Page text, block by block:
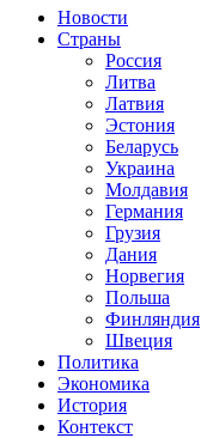
Новости
Страны
Россия
Литва
Латвия
Эстония
Беларусь
Украина
Молдавия
Германия
Грузия
Дания
Норвегия
Польша
Финляндия
Швеция
Политика
Экономика
История
Контекст